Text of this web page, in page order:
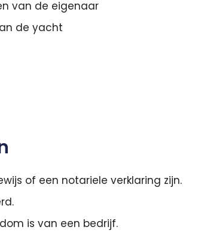
van de eigenaar
de yacht
of een notariele verklaring zijn.
is van een bedrijf.